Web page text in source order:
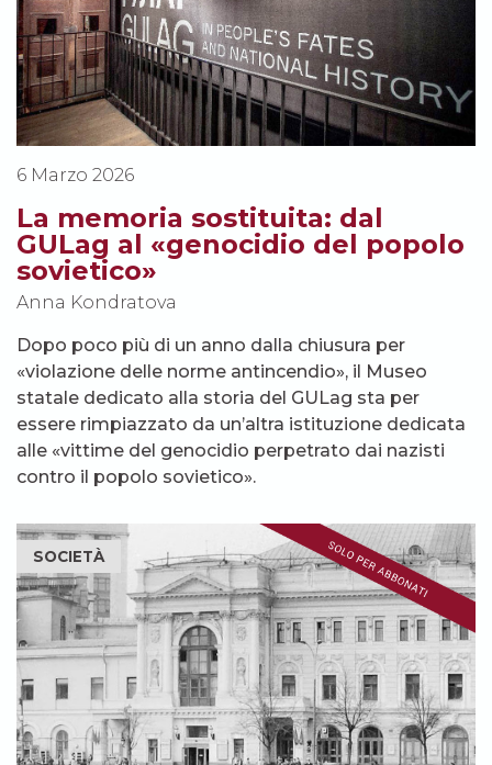
6 Marzo 2026
La memoria sostituita: dal
GULag al «genocidio del popolo
sovietico»
Anna Kondratova
Dopo poco più di un anno dalla chiusura per
«violazione delle norme antincendio», il Museo
statale dedicato alla storia del GULag sta per
essere rimpiazzato da un’altra istituzione dedicata
alle «vittime del genocidio perpetrato dai nazisti
contro il popolo sovietico».
SOCIETÀ